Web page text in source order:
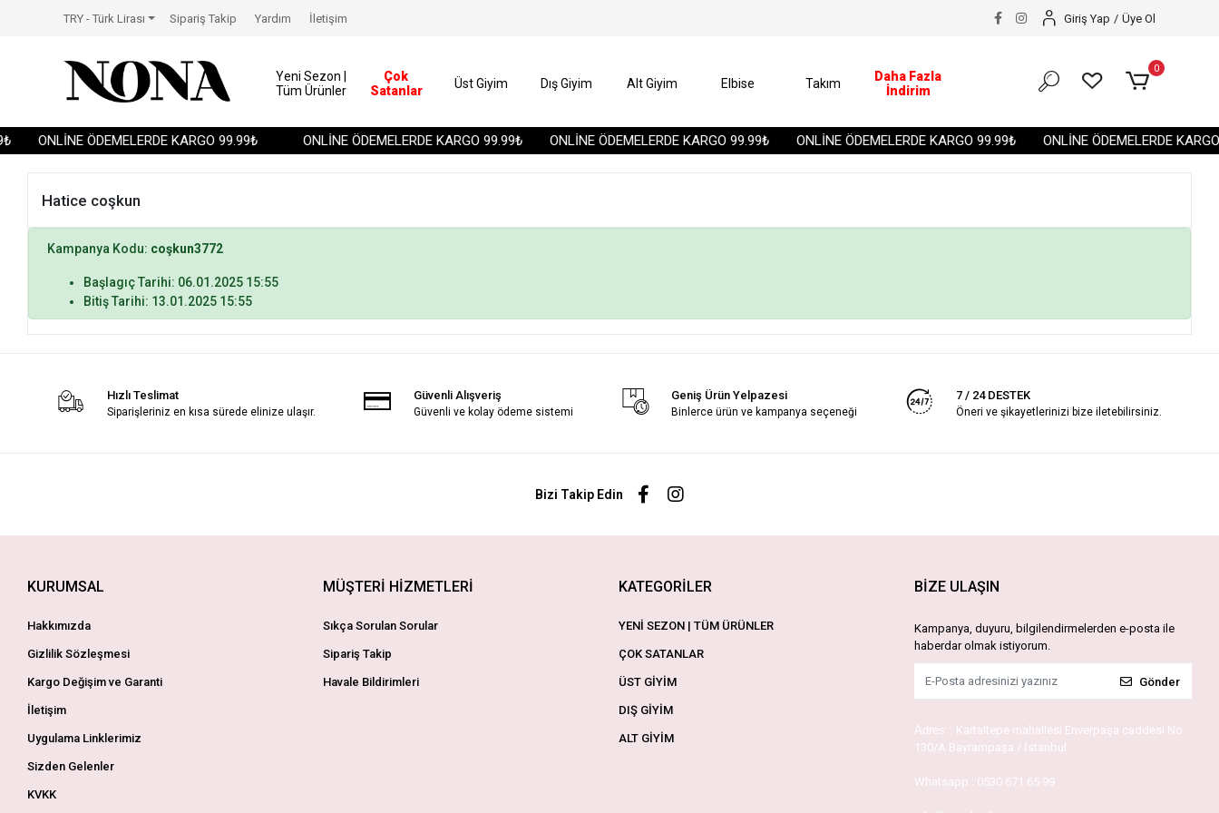
ONLİNE ÖDEMELERDE KARGO 99.99₺ ONLİNE ÖDEMELERDE KARGO 99.99₺ ONLİNE ÖDEMELERDE KARGO 99.99₺ ONLİNE ÖDEMELERDE KARGO 99.99₺ ONLİNE ÖDEMELERDE
TRY - Türk Lirası Sipariş Takip Yardım İletişim Giriş Yap / Üye Ol
Yeni Sezon |
Tüm Ürünler
Çok
Satanlar
Üst Giyim Dış Giyim Alt Giyim Elbise Takım
Daha Fazla
İndirim
0
Hatice coşkun
Kampanya Kodu: coşkun3772
Başlagıç Tarihi: 06.01.2025 15:55
Bitiş Tarihi: 13.01.2025 15:55
Hızlı Teslimat
Siparişleriniz en kısa sürede elinize ulaşır.
Güvenli Alışveriş
Güvenli ve kolay ödeme sistemi
Geniş Ürün Yelpazesi
Binlerce ürün ve kampanya seçeneği
7 / 24 DESTEK
Öneri ve şikayetlerinizi bize iletebilirsiniz.
Bizi Takip Edin
KURUMSAL
Hakkımızda
Gizlilik Sözleşmesi
Kargo Değişim ve Garanti
İletişim
Uygulama Linklerimiz
Sizden Gelenler
KVKK
MÜŞTERİ HİZMETLERİ
Sıkça Sorulan Sorular
Sipariş Takip
Havale Bildirimleri
KATEGORİLER
YENİ SEZON | TÜM ÜRÜNLER
ÇOK SATANLAR
ÜST GİYİM
DIŞ GİYİM
ALT GİYİM
BİZE ULAŞIN
Kampanya, duyuru, bilgilendirmelerden e-posta ile
haberdar olmak istiyorum.
Gönder
Adres : Kartaltepe mahallesi Enverpaşa caddesi No
130/A Bayrampaşa / İstanbul
Whatsapp : 0530 671 65 99